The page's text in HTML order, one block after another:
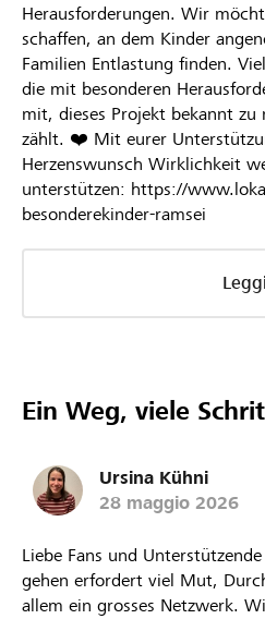
Herausforderungen. Wir
schaffen, an dem Kinder
Familien Entlastung finden.
die mit besonderen
mit, dieses Projekt bekannt zu
zählt. ❤️ Mit eurer
Herzenswunsch Wirklichkeit
unterstützen: https://
besonderekinder-ramsei
Leggi
Ein Weg, viele
Ursina Kühni
28 maggio 2026
Liebe Fans und
gehen erfordert viel Mut,
allem ein grosses Netzwerk.